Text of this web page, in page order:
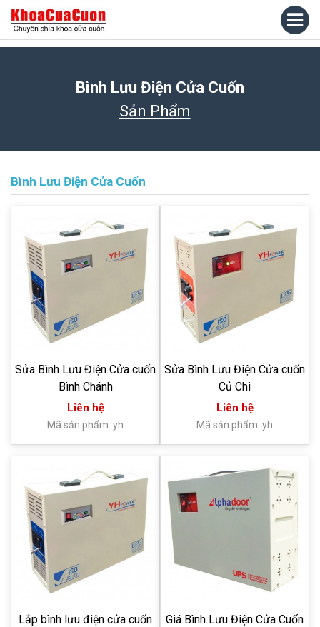
Bình Lưu Điện Cửa Cuốn
Sản Phẩm
Bình Lưu Điện Cửa Cuốn
Sửa Bình Lưu Điện Cửa cuốn
Bình Chánh
Liên hệ
Mã sản phẩm: yh
Sửa Bình Lưu Điện Cửa cuốn
Củ Chi
Liên hệ
Mã sản phẩm: yh
Lắp bình lưu điện cửa cuốn
Giá Bình Lưu Điện Cửa Cuốn